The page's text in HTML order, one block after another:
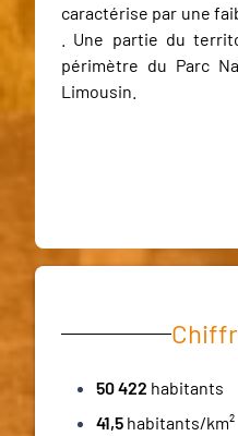
caractérise par une
. Une partie du
périmètre du Parc
Limousin.
50 422 habitants
41,5 habitants/km²